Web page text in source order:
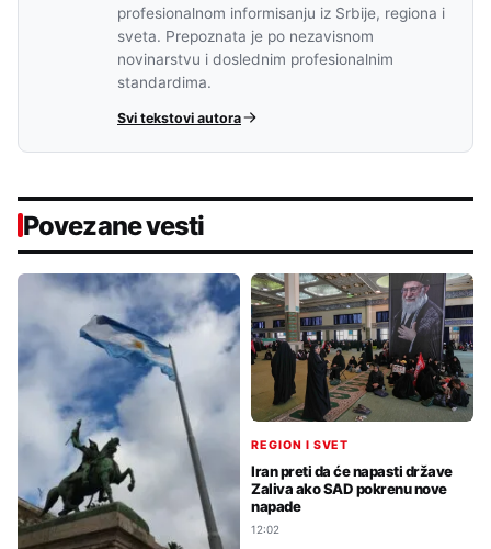
profesionalnom informisanju iz Srbije, regiona i
sveta. Prepoznata je po nezavisnom
novinarstvu i doslednim profesionalnim
standardima.
Svi tekstovi autora
Povezane vesti
REGION I SVET
Iran preti da će napasti države
Zaliva ako SAD pokrenu nove
napade
12:02